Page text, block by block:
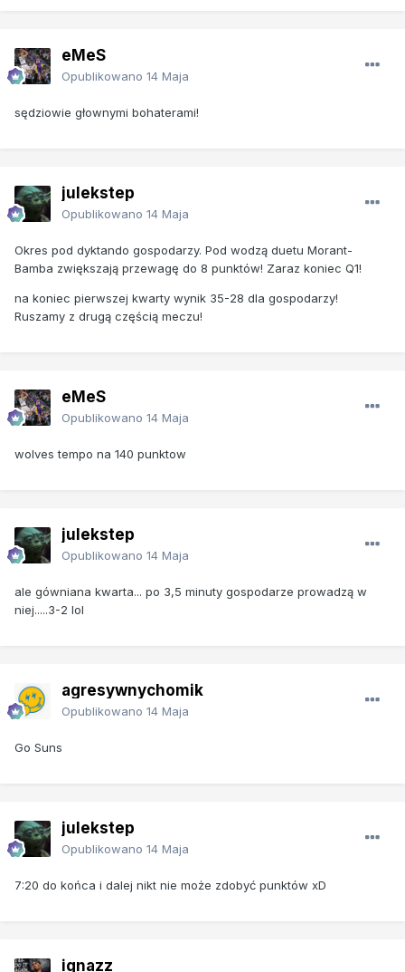
eMeS
Opublikowano 14 Maja
sędziowie głownymi bohaterami!
julekstep
Opublikowano 14 Maja
Okres pod dyktando gospodarzy. Pod wodzą duetu Morant-
Bamba zwiększają przewagę do 8 punktów! Zaraz koniec Q1!
na koniec pierwszej kwarty wynik 35-28 dla gospodarzy!
Ruszamy z drugą częścią meczu!
eMeS
Opublikowano 14 Maja
wolves tempo na 140 punktow
julekstep
Opublikowano 14 Maja
ale gówniana kwarta... po 3,5 minuty gospodarze prowadzą w
niej.....3-2 lol
agresywnychomik
Opublikowano 14 Maja
Go Suns
julekstep
Opublikowano 14 Maja
7:20 do końca i dalej nikt nie może zdobyć punktów xD
ignazz